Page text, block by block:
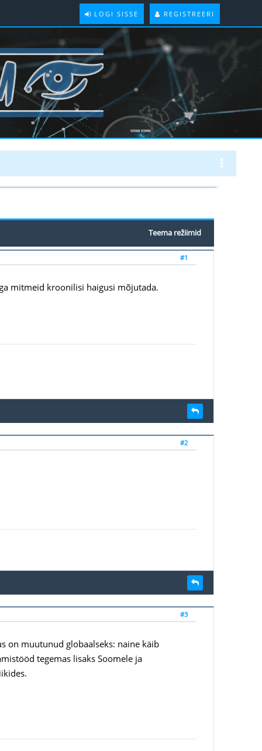
LOGI SISSE REGISTREERI
Teema režiimid
#1
mitmeid kroonilisi haigusi mõjutada.
#2
#3
on muutunud globaalseks: naine käib
tegemas lisaks Soomele ja